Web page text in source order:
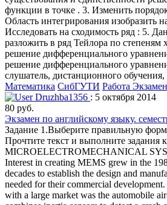
функции в точке . 3. Изменить
Область интегрирования изобразить
Исследовать на сходимость ряд : 5.
разложить в ряд Тейлора по степеням
решение дифференциального
решение дифференциального
слушатель, дистанционного
Математика СибГУТИ Работа
Druzhba1356 : 5 октября 2014
80 руб.
Экзамен по английскому языку.
Задание 1.Выберите правильную
Прочтите текст и выполните задания
MICROELECTROMECHANICAL
Interest in creating MEMS grew in the
decades to establish the design and
needed for their commercial
with a large market was the automobile